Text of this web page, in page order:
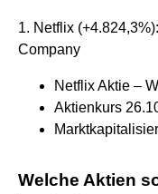
1. Netflix
Company
Netflix Aktie –
Aktienkurs
Welche Aktien